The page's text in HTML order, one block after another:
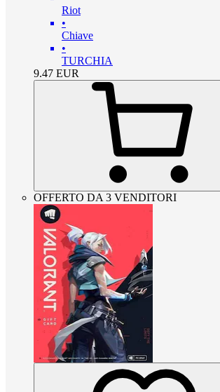
Riot
•
Chiave
•
TURCHIA
9.47 EUR
OFFERTO DA 3 VENDITORI